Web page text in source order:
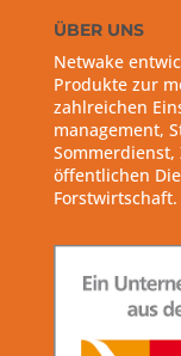
ÜBER UNS
Netwake
Produkte zur
zahlreichen
management,
öffentlichen
Forstwirtschaft.